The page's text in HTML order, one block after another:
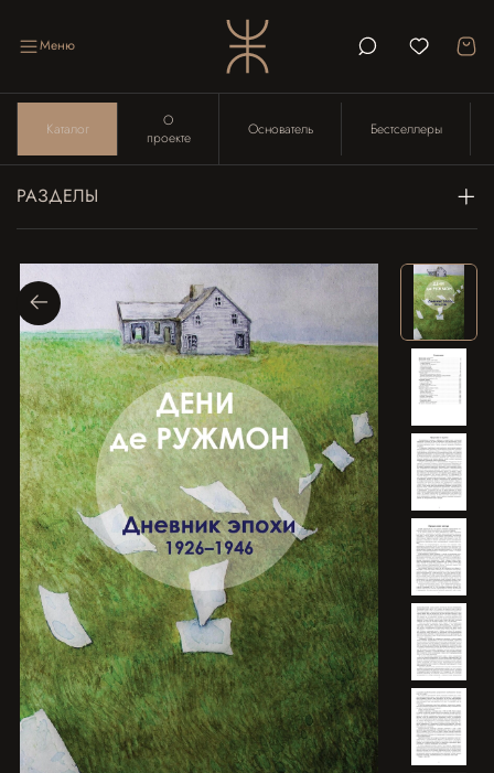
Меню
Каталог
О
проекте
Основатель Бестселлеры
РАЗДЕЛЫ